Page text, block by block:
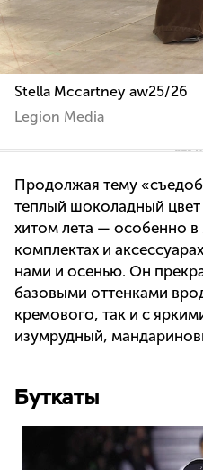
Stella Mccartney aw25/26
Legion Media
Продолжая тему
теплый шоколадный
хитом лета — особенно
комплектах и
нами и осенью. Он
базовыми оттенками
кремового, так и с
изумрудный,
Буткаты